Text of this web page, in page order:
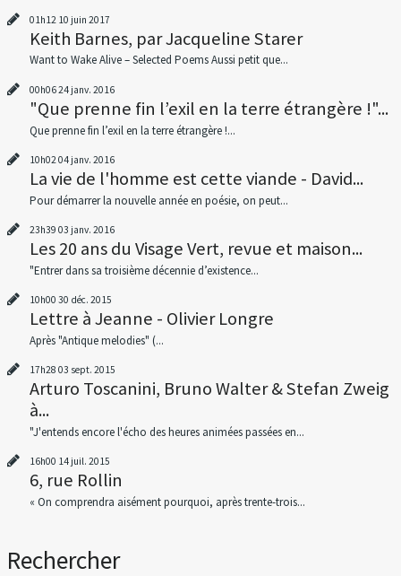
01h12 10 juin 2017
Keith Barnes, par Jacqueline Starer
Want to Wake Alive – Selected Poems Aussi petit que...
00h0624 janv. 2016
"Que prenne fin l’exil en la terre étrangère !"...
Que prenne fin l’exil en la terre étrangère !...
10h02 04 janv. 2016
La vie de l'homme est cette viande - David...
Pour démarrer la nouvelle année en poésie, on peut...
23h39 03 janv. 2016
Les 20 ans du Visage Vert, revue et maison...
"Entrer dans sa troisième décennie d’existence...
10h00 30 déc. 2015
Lettre à Jeanne - Olivier Longre
Après "Antique melodies" (...
17h28 03 sept. 2015
Arturo Toscanini, Bruno Walter & Stefan Zweig
à...
"J'entends encore l'écho des heures animées passées en...
16h00 14 juil. 2015
6, rue Rollin
« On comprendra aisément pourquoi, après trente-trois...
Rechercher